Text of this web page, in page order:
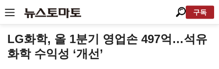
구독
LG화학, 올 1분기 영업손 497억…석유
화학 수익성 ‘개선’